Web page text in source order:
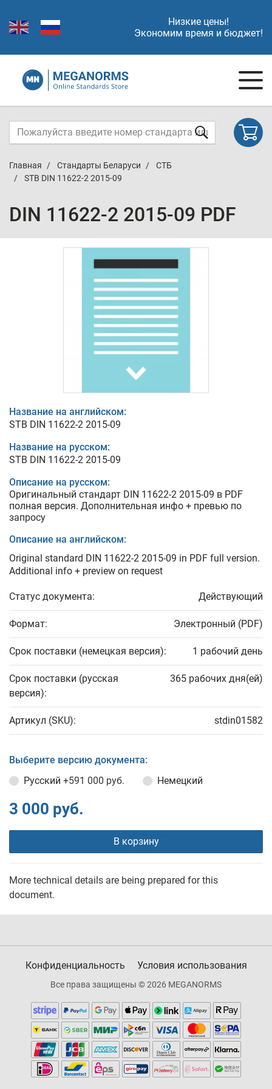
Низкие цены!
Экономим время и бюджет!
Главная Стандарты Беларуси
СТБ
STB DIN 11622-2 2015-09
DIN 11622-2 2015-09 PDF
Название на английском:
STB DIN 11622-2 2015-09
Название на русском:
STB DIN 11622-2 2015-09
Описание на русском:
Оригинальный стандарт DIN 11622-2 2015-09 в PDF
полная версия. Дополнительная инфо + превью по
запросу
Описание на английском:
Original standard DIN 11622-2 2015-09 in PDF full version.
Additional info + preview on request
Статус документа: Действующий
Формат: Электронный (PDF)
Срок поставки (немецкая версия): 1 рабочий день
Срок поставки (русская
версия):
365 рабочих дня(ей)
Артикул (SKU): stdin01582
Выберите версию документа:
Русский +591 000 руб. Немецкий
3 000 руб.
В корзину
More technical details are being prepared for this
document.
Конфиденциальность Условия использования
Все права защищены © 2026 MEGANORMS